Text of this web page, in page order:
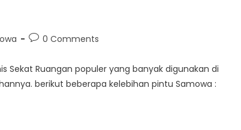
Post0 Comments
Sekat Ruangan populer yang banyak digunakan di
berikut beberapa kelebihan pintu Samowa :